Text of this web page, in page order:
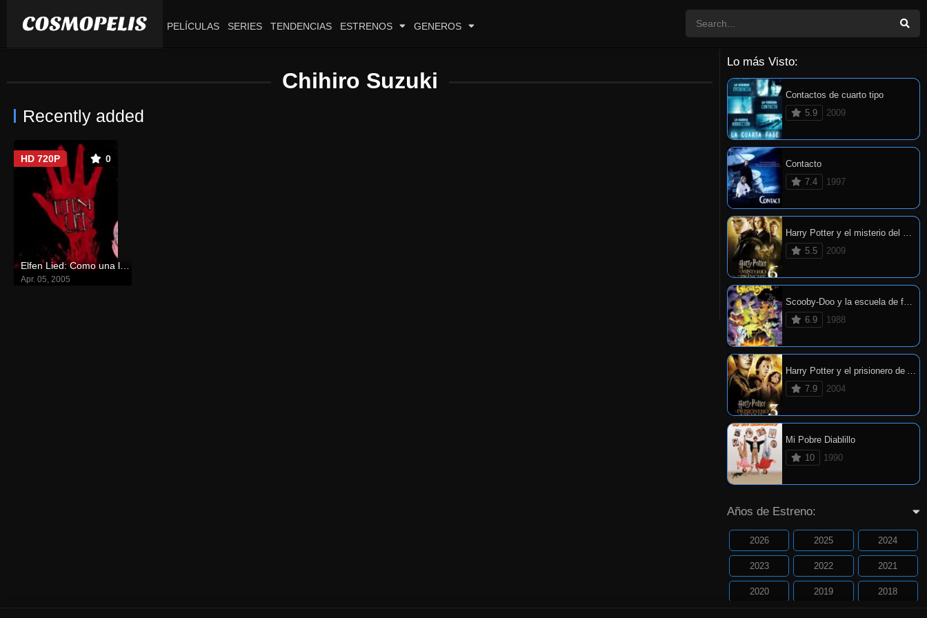
PELÍCULAS SERIES TENDENCIAS ESTRENOS GENEROS
Chihiro Suzuki
Recently added
0
HD 720P
Apr. 05, 2005
Lo más Visto:
Contactos de cuarto tipo
5.9
2009
Contacto
7.4
1997
Harry Potter y el misterio del príncipe
5.5
2009
Scooby-Doo y la escuela de fantasmas
6.9
1988
Harry Potter y el prisionero de Azkaban
7.9
2004
Mi Pobre Diablillo
10
1990
Años de Estreno:
2026 2025 2024
2023 2022 2021
2020 2019 2018